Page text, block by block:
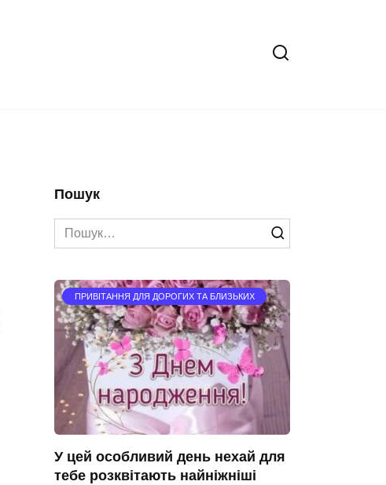
Пошук
Search
for:
ПРИВІТАННЯ ДЛЯ ДОРОГИХ ТА БЛИЗЬКИХ
У цей особливий день нехай для
тебе розквітають найніжніші